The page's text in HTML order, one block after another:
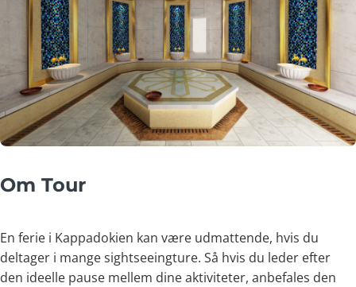
Om Tour
En ferie i Kappadokien kan være udmattende, hvis du
deltager i mange sightseeingture. Så hvis du leder efter
den ideelle pause mellem dine aktiviteter, anbefales den